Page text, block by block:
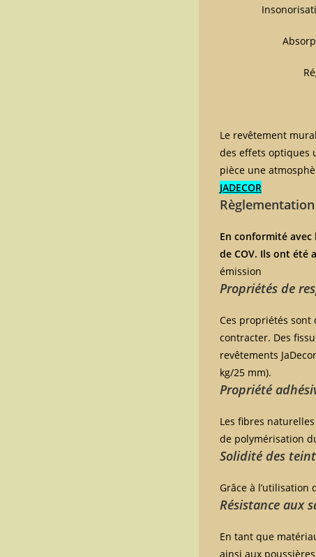
Le revêtement
des effets optiques
pièce une
JADECOR
Règlementation
En conformité avec
de COV. Ils ont été
émission
Propriétés de
Ces propriétés sont
contracter. Des
revêtements
kg/25 mm).
Propriété
Les fibres
de polymérisation
Solidité des
Grâce à l’utilisation
Résistance aux
En tant que
ainsi aux